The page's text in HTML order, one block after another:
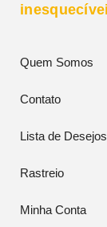
Quem Somos
Contato
Lista de Desejos
Rastreio
Minha Conta